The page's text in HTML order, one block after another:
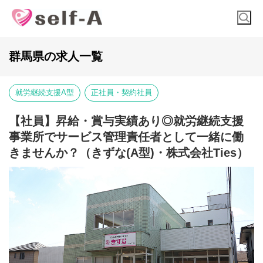
群馬県の求人一覧
就労継続支援A型 正社員・契約社員
【社員】昇給・賞与実績あり◎就労継続支援
事業所でサービス管理責任者として一緒に働
きませんか？（きずな(A型)・株式会社Ties）